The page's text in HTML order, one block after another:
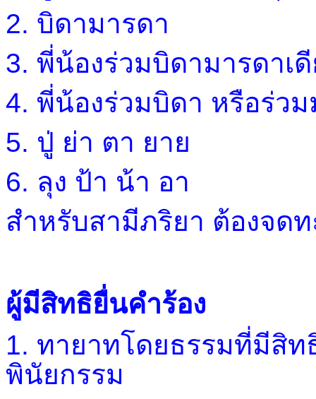
2. บิดามารดา
3. พี่น้องร่วมบิดามารดาเ
4. พี่น้องร่วมบิดา หรือร่ว
5. ปู่ ย่า ตา ยาย
6. ลุง ป้า น้า อา
สำหรับสามีภริยา ต้องจด
ผู้มีสิทธิยื่นคำร้อง
1. ทายาทโดยธรรมที่มีสิท
พินัยกรรม